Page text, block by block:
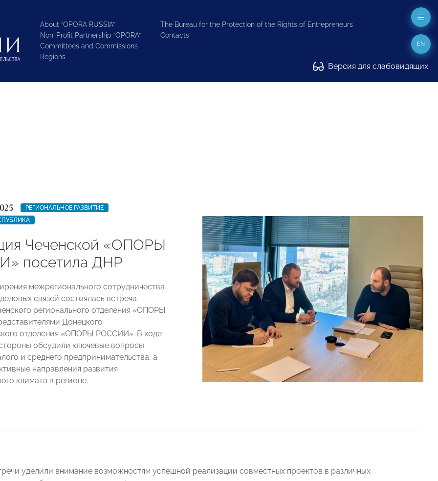
About “OPORA RUSSIA”
Non-Profit Partnership “OPORA”
Committees and Commissions
Regions
The Bureau for the Protection of the Rights of Entrepreneurs
Contacts
Версия для слабовидящих
EN
РЕГИОНАЛЬНОЕ РАЗВИТИЕ
Чеченской «ОПОРЫ
посетила ДНР
межрегионального сотрудничества
связей состоялась встреча
регионального отделения «ОПОРЫ
Донецкого
отделения «ОПОРЫ РОССИИ». В ходе
обсудили ключевые вопросы
и среднего предпринимательства, а
направления развития
климата в регионе.
уделили внимание возможностям успешной реализации совместных проектов в различных